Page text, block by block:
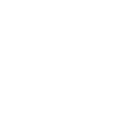
технические